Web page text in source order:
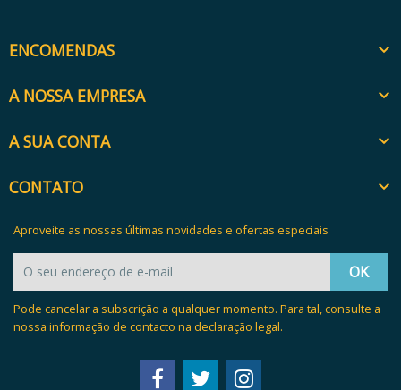
ENCOMENDAS 
A NOSSA EMPRESA 
A SUA CONTA 
CONTATO 
Aproveite as nossas últimas novidades e ofertas especiais
Pode cancelar a subscrição a qualquer momento. Para tal, consulte a
nossa informação de contacto na declaração legal.